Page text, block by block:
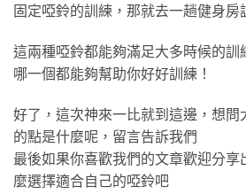
固定啞鈴的訓練，那就去一趟健身房
這兩種啞鈴都能夠滿足大多時候的訓
哪一個都能夠幫助你好好訓練！
好了，這次神來一比就到這邊，想問
的點是什麼呢，留言告訴我們
最後如果你喜歡我們的文章歡迎分享
麼選擇適合自己的啞鈴吧